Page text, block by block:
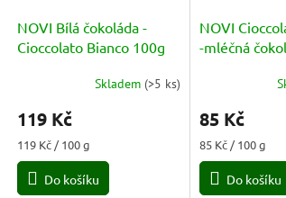
NOVI Bílá čokoláda -
Cioccolato Bianco 100g
produktu
5,0
5
Skladem (>5 ks)
119 Kč
Měrná
cena:
119 Kč / 100 g
Do košíku
NOVI
-mléčná
produktu
5,0
5
85 Kč
Měrná
cena:
85 Kč / 100 g
Do košíku